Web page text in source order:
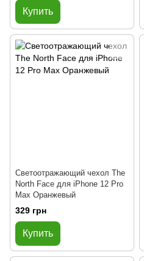
Купить
Светоотражающий чехол The
North Face для iPhone 12 Pro
Max Оранжевый
329 грн
Купить